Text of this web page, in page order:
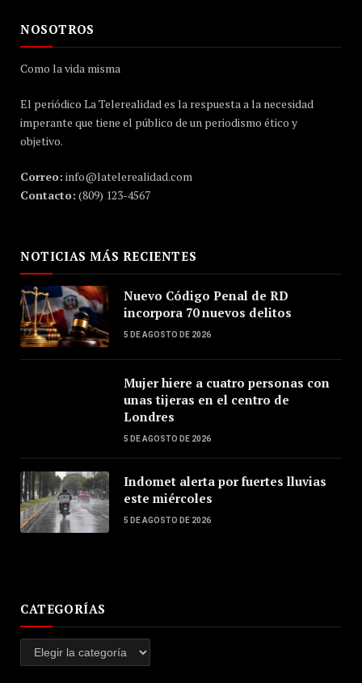
NOSOTROS
Como la vida misma
El periódico La Telerealidad es la respuesta a la necesidad
imperante que tiene el público de un periodismo ético y
objetivo.
Correo: info@latelerealidad.com
Contacto: (809) 123-4567
NOTICIAS MÁS RECIENTES
Nuevo Código Penal de RD
incorpora 70 nuevos delitos
5 DE AGOSTO DE 2026
Mujer hiere a cuatro personas con
unas tijeras en el centro de
Londres
5 DE AGOSTO DE 2026
Indomet alerta por fuertes lluvias
este miércoles
5 DE AGOSTO DE 2026
CATEGORÍAS
Categorías